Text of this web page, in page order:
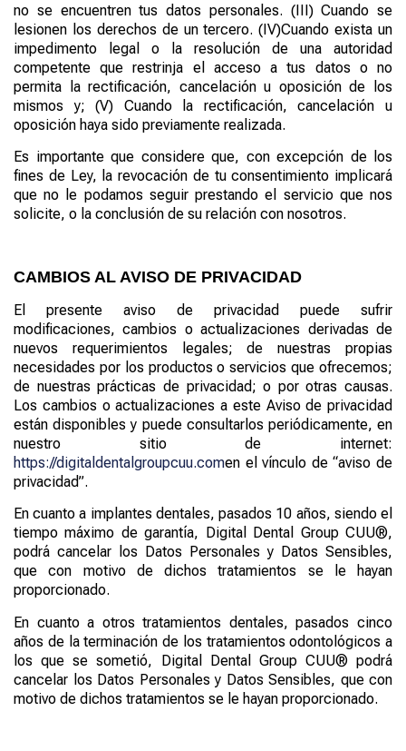
no se encuentren tus datos personales. (III)Cuando se
lesionen los derechos de un tercero.(IV)Cuando exista un
impedimento legal o la resolución de una autoridad
competente que restrinja el acceso a tus datos o no
permita la rectificación, cancelación u oposición de los
mismos y;(V) Cuando la rectificación, cancelación u
oposición haya sido previamente realizada.
Es importante que considere que, con excepción de los
fines de Ley, la revocación de tu consentimiento implicará
que no le podamos seguir prestando el servicio que nos
solicite, o la conclusión de su relación con nosotros.
CAMBIOS AL AVISO DE PRIVACIDAD
El presente aviso de privacidad puede sufrir
modificaciones, cambios o actualizaciones derivadas de
nuevos requerimientos legales; de nuestras propias
necesidades por los productos o servicios que ofrecemos;
de nuestras prácticas de privacidad; o por otras causas.
Los cambios o actualizaciones a este Aviso de privacidad
están disponibles y puede consultarlos periódicamente, en
nuestro sitio de internet:
https://digitaldentalgroupcuu.comen el vínculo de “aviso de
privacidad”.
En cuanto a implantes dentales, pasados 10 años, siendo el
tiempo máximo de garantía,
Digital Dental GroupCUU®,
podrá cancelar los Datos Personales y Datos Sensibles,
que con motivo de dichos tratamientos se le hayan
proporcionado.
En cuanto a otros tratamientos dentales, pasados cinco
años de la terminación de los tratamientos odontológicos a
los que se sometió, Digital Dental GroupCUU®podrá
cancelar los Datos Personales y Datos Sensibles, que con
motivo de dichos tratamientos se le hayan proporcionado.